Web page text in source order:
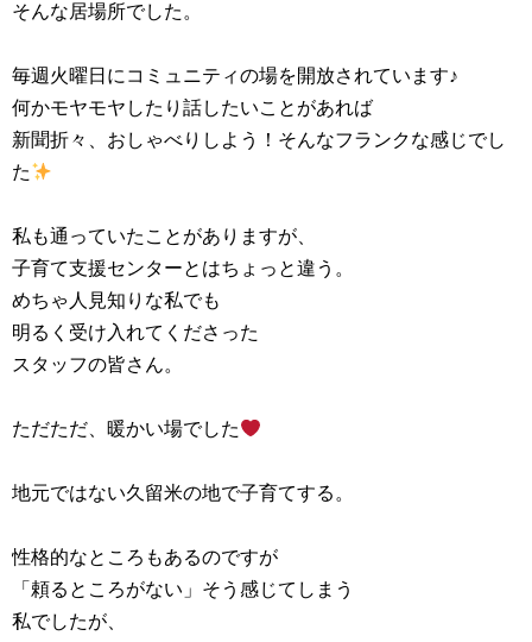
そんな居場所でした。
毎週火曜日にコミュニティの場を開放されています♪
何かモヤモヤしたり話したいことがあれば
新聞折々、おしゃべりしよう！そんなフランクな感じでし
た
私も通っていたことがありますが、
子育て支援センターとはちょっと違う。
めちゃ人見知りな私でも
明るく受け入れてくださった
スタッフの皆さん。
ただただ、暖かい場でした
地元ではない久留米の地で子育てする。
性格的なところもあるのですが
「頼るところがない」そう感じてしまう
私でしたが、